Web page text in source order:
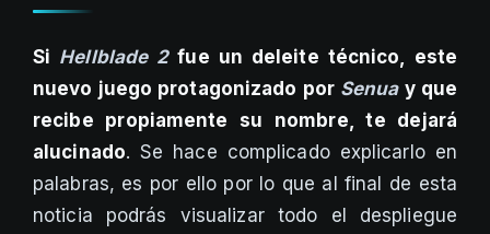
Si Hellblade 2fue un deleite técnico, este
nuevo juego protagonizado por Senuay que
recibe propiamente su nombre, te dejará
alucinado. Se hace complicado explicarlo en
palabras, es por ello por lo que al final de esta
noticia podrás visualizar todo el despliegue